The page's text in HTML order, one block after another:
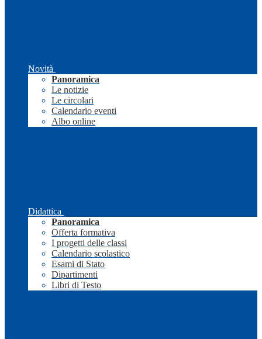
Novità
Panoramica
Le notizie
Le circolari
Calendario eventi
Albo online
Didattica
Panoramica
Offerta formativa
I progetti delle classi
Calendario scolastico
Esami di Stato
Dipartimenti
Libri di Testo